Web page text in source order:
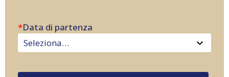
*Data di partenza